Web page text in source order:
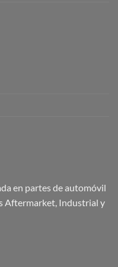
en partes de automóvil
Aftermarket, Industrial y